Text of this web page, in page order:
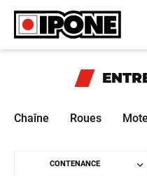
Ipone
HUILES MOTEUR
Chaîne Roues